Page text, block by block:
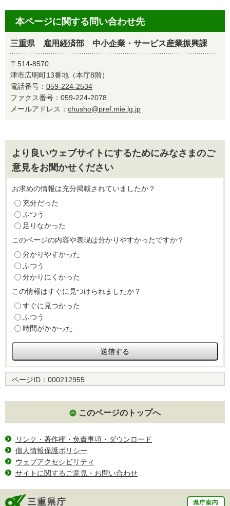
本ページに関する問い合わせ先
三重県 雇用経済部 中小企業・サービス産業振興課
〒514-8570
津市広明町13番地（本庁8階）
電話番号： 059-224-2534
ファクス番号：059-224-2078
メールアドレス： chusho@pref.mie.lg.jp
より良いウェブサイトにするためにみなさまのご
意見をお聞かせください
お求めの情報は充分掲載されていましたか？
充分だった
ふつう
足りなかった
このページの内容や表現は分かりやすかったですか？
分かりやすかった
ふつう
分かりにくかった
この情報はすぐに見つけられましたか？
すぐに見つかった
ふつう
時間がかかった
ページID： 000212955
このページのトップへ
リンク・著作権・免責事項・ダウンロード
個人情報保護ポリシー
ウェブアクセシビリティ
サイトに関するご意見・お問い合わせ